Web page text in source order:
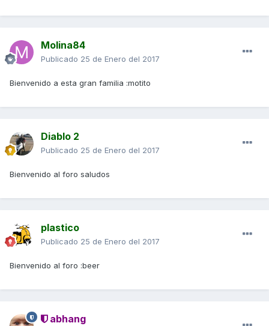
Molina84
Publicado 25 de Enero del 2017
Bienvenido a esta gran familia :motito
Diablo 2
Publicado 25 de Enero del 2017
Bienvenido al foro saludos
plastico
Publicado 25 de Enero del 2017
Bienvenido al foro :beer
abhang